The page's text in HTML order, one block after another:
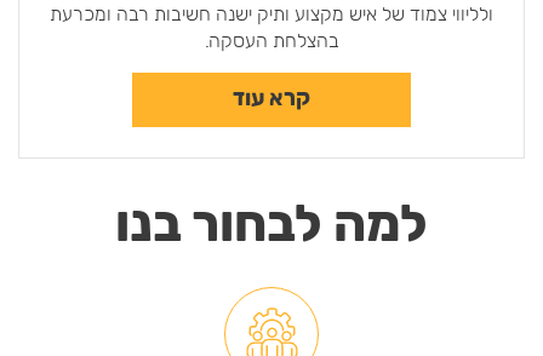
ולליווי צמוד של איש מקצוע ותיק ישנה חשיבות רבה ומכרעת
בהצלחת העסקה.
קרא עוד
למה לבחור בנו